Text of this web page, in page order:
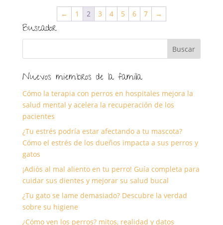
← 1 2 3 4 5 6 7 →
Buscador
Nuevos miembros de la familia
Cómo la terapia con perros en hospitales mejora la
salud mental y acelera la recuperación de los
pacientes
¿Tu estrés podría estar afectando a tu mascota?
Cómo el estrés de los dueños impacta a sus perros y
gatos
¡Adiós al mal aliento en tu perro! Guía completa para
cuidar sus dientes y mejorar su salud bucal
¿Tu gato se lame demasiado? Descubre la verdad
sobre su higiene
¿Cómo ven los perros? mitos, realidad y datos